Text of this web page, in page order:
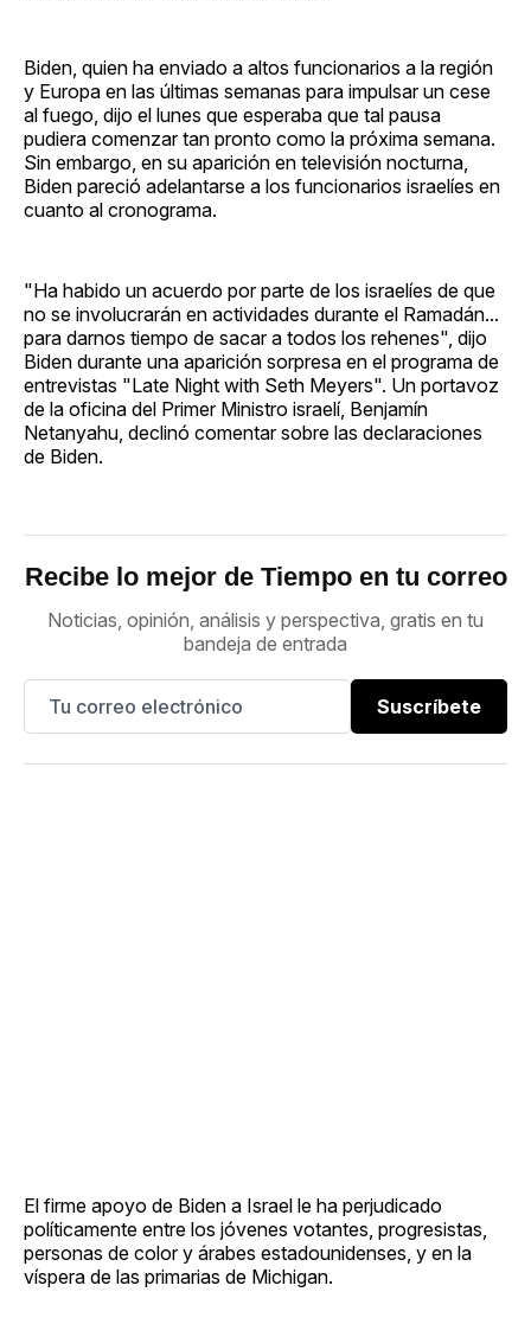
Biden, quien ha enviado a altos funcionarios a la región
y Europa en las últimas semanas para impulsar un cese
al fuego, dijo el lunes que esperaba que tal pausa
pudiera comenzar tan pronto como la próxima semana.
Sin embargo, en su aparición en televisión nocturna,
Biden pareció adelantarse a los funcionarios israelíes en
cuanto al cronograma.
"Ha habido un acuerdo por parte de los israelíes de que
no se involucrarán en actividades durante el Ramadán...
para darnos tiempo de sacar a todos los rehenes", dijo
Biden durante una aparición sorpresa en el programa de
entrevistas "Late Night with Seth Meyers". Un portavoz
de la oficina del Primer Ministro israelí, Benjamín
Netanyahu, declinó comentar sobre las declaraciones
de Biden.
Recibe lo mejor de Tiempo en tu correo
Noticias, opinión, análisis y perspectiva, gratis en tu
bandeja de entrada
Suscríbete
El firme apoyo de Biden a Israel le ha perjudicado
políticamente entre los jóvenes votantes, progresistas,
personas de color y árabes estadounidenses, y en la
víspera de las primarias de Michigan.